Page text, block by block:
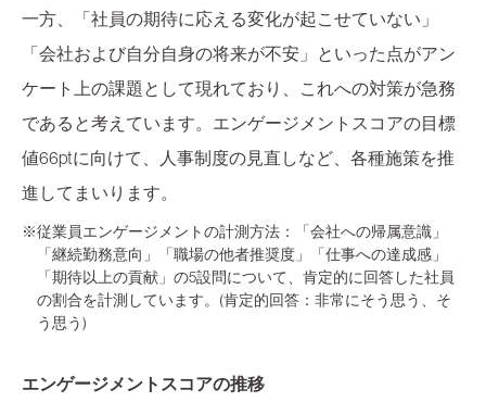
一方、「社員の期待に応える変化が起こせていない」
「会社および自分自身の将来が不安」といった点がアン
ケート上の課題として現れており、これへの対策が急務
であると考えています。エンゲージメントスコアの目標
値66ptに向けて、人事制度の見直しなど、各種施策を推
進してまいります。
※従業員エンゲージメントの計測方法：「会社への帰属意識」
「継続勤務意向」「職場の他者推奨度」「仕事への達成感」
「期待以上の貢献」の5設問について、肯定的に回答した社員
の割合を計測しています。(肯定的回答：非常にそう思う、そ
う思う)
エンゲージメントスコアの推移